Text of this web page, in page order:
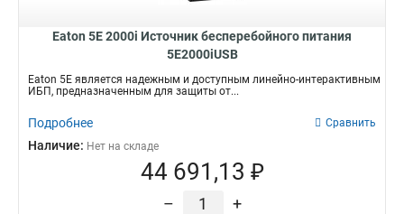
Eaton 5E 2000i Источник бесперебойного питания
5E2000iUSB
Eaton 5E является надежным и доступным линейно-интерактивным
ИБП, предназначенным для защиты от...
Подробнее Сравнить
Наличие: Нет на складе
44 691,13 ₽
– +